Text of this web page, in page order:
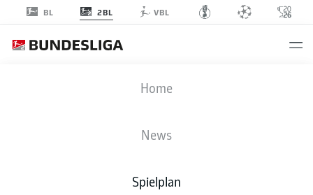
BL 2BL VBL
Home
News
Spielplan
FCM
AUFSTELLUNGEN